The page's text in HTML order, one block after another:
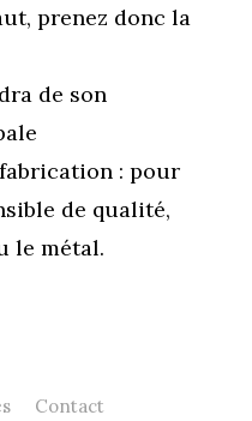
prenez donc la
de son
: pour
de qualité,
le métal.
Contact